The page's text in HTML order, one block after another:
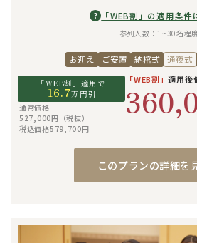
? 「WEB割」の適用条件
参列人数：1~30名程
お迎え ご安置 納棺式 通夜式
「WEB割」適用で
16.7万円引
通常価格
527,000円（税抜）
税込価格579,700円
「WEB割」適用後
このプランの詳細を